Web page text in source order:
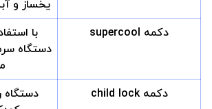
یخساز و
دکمه supercool
با
دستگاه
دکمه child lock